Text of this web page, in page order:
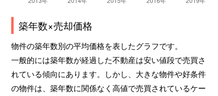
築年数×売却価格
物件の築年数別の平均価格を表したグラフです。
一般的には築年数が経過した不動産は安い値段で売買さ
れている傾向にあります。しかし、大きな物件や好条件
の物件は、築年数に関係なく高値で売買されているケー